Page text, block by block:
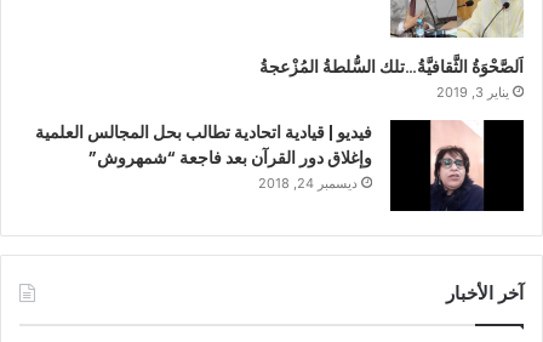
اَلصَّحْوَةُ الثَّقافيَّةُ…تلك السُّلطةُ المُزْعجةُ
يناير 3, 2019
فيديو | قيادية اتحادية تطالب بحل المجالس العلمية
وإغلاق دور القرآن بعد فاجعة “شمهروش”
ديسمبر 24, 2018
آخر الأخبار